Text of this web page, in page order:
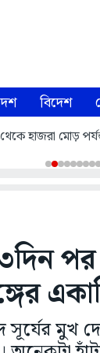
বিদেশ
থেকে হাজরা মোড়
৩দিন
সূর্যের মুখ